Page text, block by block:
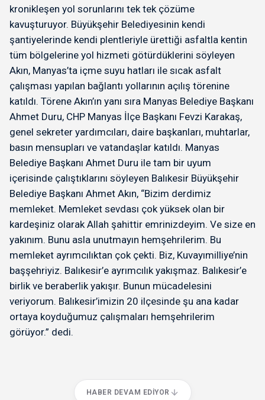
kronikleşen yol sorunlarını tek tek çözüme
kavuşturuyor. Büyükşehir Belediyesinin kendi
şantiyelerinde kendi plentleriyle ürettiği asfaltla kentin
tüm bölgelerine yol hizmeti götürdüklerini söyleyen
Akın, Manyas’ta içme suyu hatları ile sıcak asfalt
çalışması yapılan bağlantı yollarının açılış törenine
katıldı. Törene Akın’ın yanı sıra Manyas Belediye Başkanı
Ahmet Duru, CHP Manyas İlçe Başkanı Fevzi Karakaş,
genel sekreter yardımcıları, daire başkanları, muhtarlar,
basın mensupları ve vatandaşlar katıldı. Manyas
Belediye Başkanı Ahmet Duru ile tam bir uyum
içerisinde çalıştıklarını söyleyen Balıkesir Büyükşehir
Belediye Başkanı Ahmet Akın, “Bizim derdimiz
memleket. Memleket sevdası çok yüksek olan bir
kardeşiniz olarak Allah şahittir emrinizdeyim. Ve size en
yakınım. Bunu asla unutmayın hemşehrilerim. Bu
memleket ayrımcılıktan çok çekti. Biz, Kuvayımilliye’nin
başşehriyiz. Balıkesir’e ayrımcılık yakışmaz. Balıkesir’e
birlik ve beraberlik yakışır. Bunun mücadelesini
veriyorum. Balıkesir’imizin 20 ilçesinde şu ana kadar
ortaya koyduğumuz çalışmaları hemşehrilerim
görüyor.” dedi.
HABER DEVAM EDIYOR